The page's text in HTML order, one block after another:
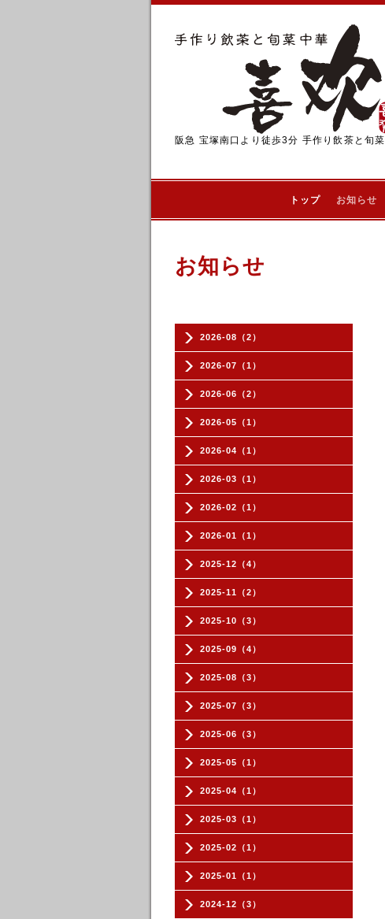
阪急 宝塚南口より徒歩3分 手作り飲茶と旬
トップ お知らせ
2026-08（2）
2026-07（1）
2026-06（2）
2026-05（1）
2026-04（1）
2026-03（1）
2026-02（1）
2026-01（1）
2025-12（4）
2025-11（2）
2025-10（3）
2025-09（4）
2025-08（3）
2025-07（3）
2025-06（3）
2025-05（1）
2025-04（1）
2025-03（1）
2025-02（1）
2025-01（1）
2024-12（3）
お知らせ